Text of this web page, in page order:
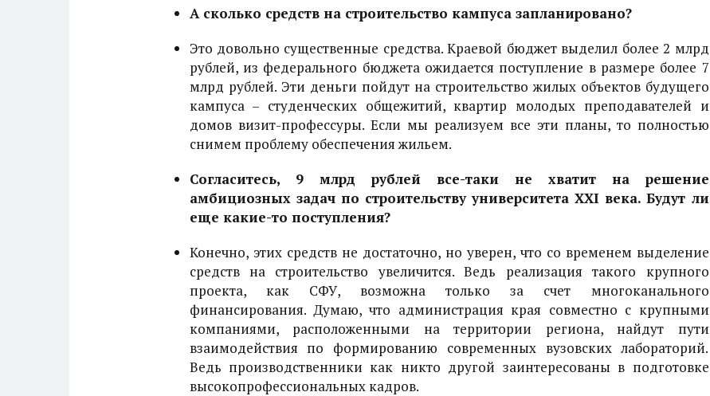
А сколько средств на строительство кампуса запланировано?
Это довольно существенные средства. Краевой бюджет выделил более 2 млрд
рублей, из федерального бюджета ожидается поступление в размере более 7
млрд рублей. Эти деньги пойдут на строительство жилых объектов будущего
кампуса – студенческих общежитий, квартир молодых преподавателей и
домов визит-профессуры. Если мы реализуем все эти планы, то полностью
снимем проблему обеспечения жильем.
Согласитесь, 9 млрд рублей все-таки не хватит на решение
амбициозных задач по строительству университета XXI века. Будут ли
еще какие-то поступления?
Конечно, этих средств не достаточно, но уверен, что со временем выделение
средств на строительство увеличится. Ведь реализация такого крупного
проекта, как СФУ, возможна только за счет многоканального
финансирования. Думаю, что администрация края совместно с крупными
компаниями, расположенными на территории региона, найдут пути
взаимодействия по формированию современных вузовских лабораторий.
Ведь производственники как никто другой заинтересованы в подготовке
высокопрофессиональных кадров.